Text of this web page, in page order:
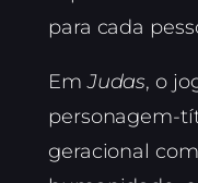
para cada
EmJudas, o
personagem-
geracional